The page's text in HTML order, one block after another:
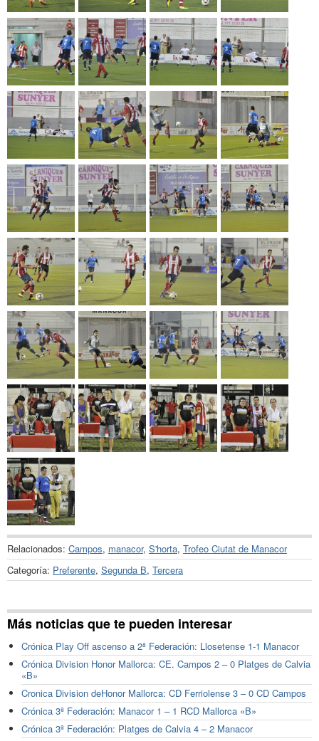
Relacionados: Campos, manacor, S'horta, Trofeo Ciutat de Manacor
Categoría: Preferente, Segunda B, Tercera
Más noticias que te pueden interesar
Crónica Play Off ascenso a 2ª Federación: Llosetense 1-1 Manacor
Crónica Division Honor Mallorca: CE. Campos 2 – 0 Platges de Calvia
«B»
Cronica Division deHonor Mallorca: CD Ferriolense 3 – 0 CD Campos
Crónica 3ª Federación: Manacor 1 – 1 RCD Mallorca «B»
Crónica 3ª Federación: Platges de Calvia 4 – 2 Manacor